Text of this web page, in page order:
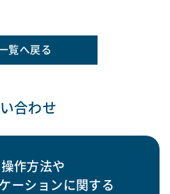
覧へ戻る
合わせ
作方法や
ーションに関する